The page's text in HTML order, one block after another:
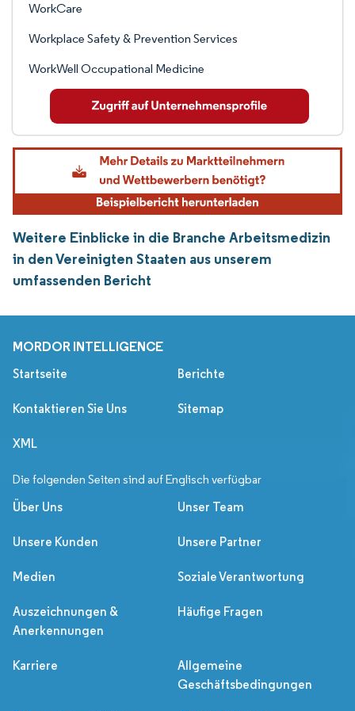
WorkCare
Workplace Safety & Prevention Services
WorkWell Occupational Medicine
Weitere Einblicke in die Branche Arbeitsmedizin
in den Vereinigten Staaten aus unserem
umfassenden Bericht
MORDOR INTELLIGENCE
Startseite Berichte
Kontaktieren Sie Uns Sitemap
XML
Die folgenden Seiten sind auf Englisch verfügbar
Über Uns Unser Team
Unsere Kunden Unsere Partner
Medien Soziale Verantwortung
Auszeichnungen &
Anerkennungen
Häufige Fragen
Karriere
Allgemeine
Geschäftsbedingungen